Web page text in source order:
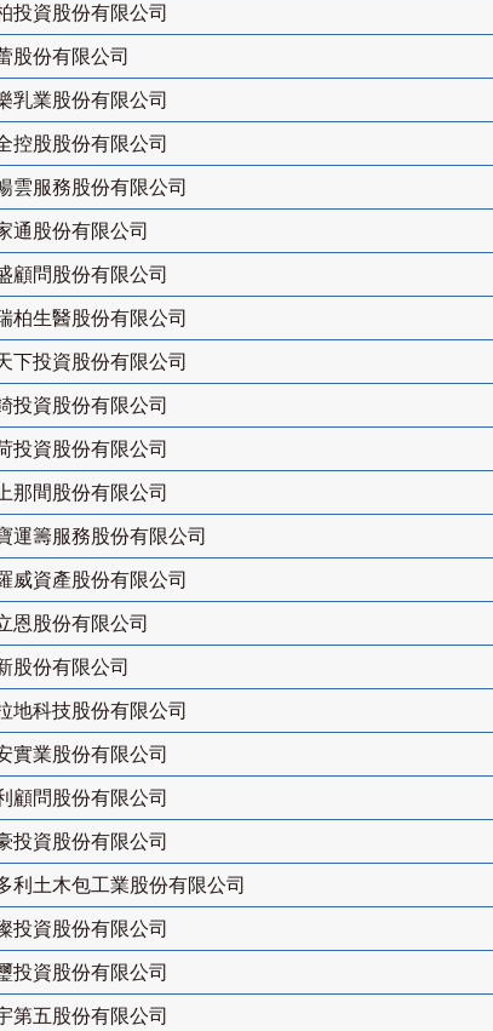
投資股份有限公司
股份有限公司
乳業股份有限公司
控股股份有限公司
雲服務股份有限公司
通股份有限公司
顧問股份有限公司
柏生醫股份有限公司
下投資股份有限公司
投資股份有限公司
投資股份有限公司
那間股份有限公司
運籌服務股份有限公司
威資產股份有限公司
恩股份有限公司
股份有限公司
地科技股份有限公司
實業股份有限公司
顧問股份有限公司
投資股份有限公司
利土木包工業股份有限公司
投資股份有限公司
投資股份有限公司
第五股份有限公司